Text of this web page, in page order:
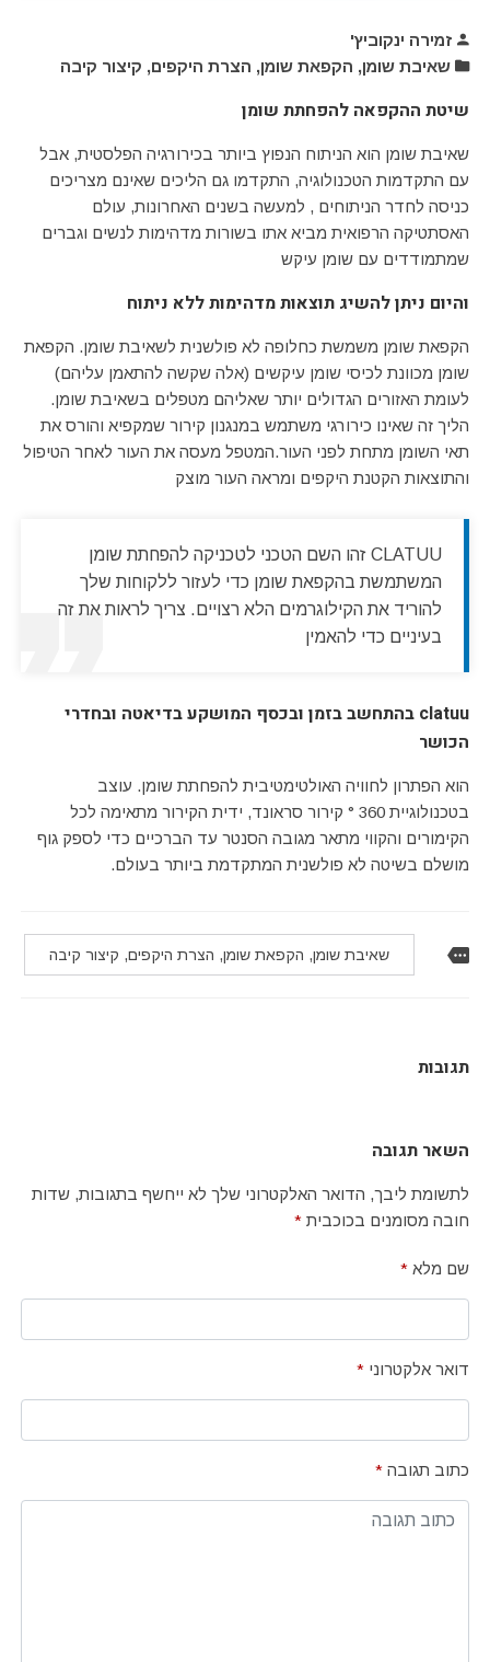
זמירה ינקוביץ'
שאיבת שומן, הקפאת שומן, הצרת היקפים, קיצור קיבה
שיטת ההקפאה להפחתת שומן
שאיבת שומן הוא הניתוח הנפוץ ביותר בכירורגיה הפלסטית, אבל
עם התקדמות הטכנולוגיה, התקדמו גם הליכים שאינם מצריכים
כניסה לחדר הניתוחים , למעשה בשנים האחרונות, עולם
האסתטיקה הרפואית מביא אתו בשורות מדהימות לנשים וגברים
שמתמודדים עם שומן עיקש
והיום ניתן להשיג תוצאות מדהימות ללא ניתוח
הקפאת שומן משמשת כחלופה לא פולשנית לשאיבת שומן. הקפאת
שומן מכוונת לכיסי שומן עיקשים (אלה שקשה להתאמן עליהם)
לעומת האזורים הגדולים יותר שאליהם מטפלים בשאיבת שומן.
הליך זה שאינו כירורגי משתמש במנגנון קירור שמקפיא והורס את
תאי השומן מתחת לפני העור.המטפל מעסה את העור לאחר הטיפול
והתוצאות הקטנת היקפים ומראה העור מוצק
CLATUU זהו השם הטכני לטכניקה להפחתת שומן
המשתמשת בהקפאת שומן כדי לעזור ללקוחות שלך
להוריד את הקילוגרמים הלא רצויים. צריך לראות את זה
בעיניים כדי להאמין
clatuu בהתחשב בזמן ובכסף המושקע בדיאטה ובחדרי
הכושר
הוא הפתרון לחוויה האולטימטיבית להפחתת שומן. עוצב
בטכנולוגיית 360 ° קירור סראונד, ידית הקירור מתאימה לכל
הקימורים והקווי מתאר מגובה הסנטר עד הברכיים כדי לספק גוף
מושלם בשיטה לא פולשנית המתקדמת ביותר בעולם.
שאיבת שומן, הקפאת שומן, הצרת היקפים, קיצור קיבה
תגובות
השאר תגובה
לתשומת ליבך, הדואר האלקטרוני שלך לא ייחשף בתגובות, שדות
חובה מסומנים בכוכבית *
שם מלא *
דואר אלקטרוני *
כתוב תגובה *